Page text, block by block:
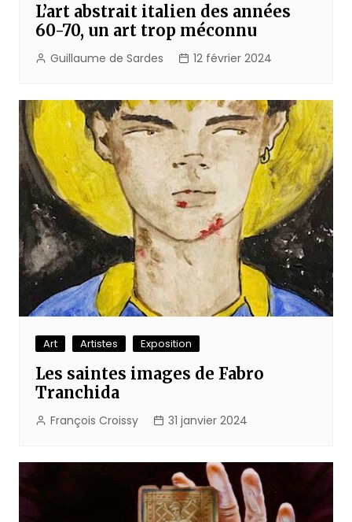
L’art abstrait italien des années
60-70, un art trop méconnu
Guillaume de Sardes 12 février 2024
Art Artistes Exposition
Les saintes images de Fabro
Tranchida
François Croissy 31 janvier 2024